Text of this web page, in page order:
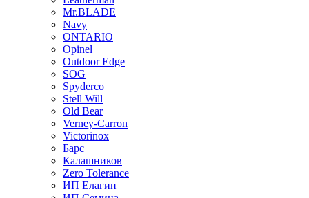
Mr.BLADE
Navy
ONTARIO
Opinel
Outdoor Edge
SOG
Spyderco
Stell Will
Old Bear
Verney-Carron
Victorinox
Барс
Калашников
Zero Tolerance
ИП Елагин